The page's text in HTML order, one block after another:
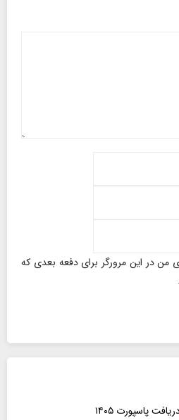
من در این مرورگر برای دفعه بعدی که
پاسپورت ۱۴۰۵